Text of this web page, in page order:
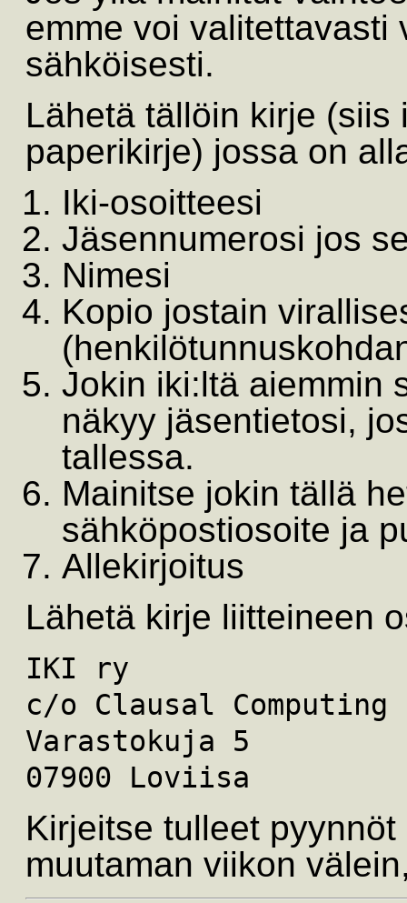
emme voi valitettavasti
sähköisesti.
Lähetä tällöin kirje
paperikirje) jossa on
Iki-osoitteesi
Jäsennumerosi jos
Nimesi
Kopio jostain
Jokin iki:ltä aiemmin
näkyy jäsentietosi,
tallessa.
Mainitse jokin tällä
sähköpostiosoite ja
Allekirjoitus
Lähetä kirje liitteineen
IKI ry
c/o Clausal Computing
Varastokuja 5
07900 Loviisa
Kirjeitse tulleet
muutaman viikon